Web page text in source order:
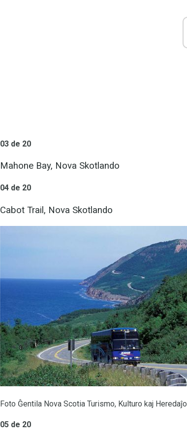
03 de 20
Mahone Bay, Nova Skotlando
04 de 20
Cabot Trail, Nova Skotlando
Foto Ĝentila Nova Scotia Turismo, Kulturo kaj Heredaĵo
05 de 20